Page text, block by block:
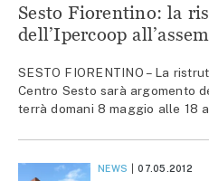
Sesto Fiorentino: la
dell’Ipercoop
SESTO FIORENTINO – La
Centro Sesto sarà argomento
terrà domani 8 maggio alle 18
NEWS 07.05.2012